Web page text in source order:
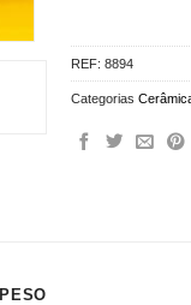
REF:8894
Categorias
PESO